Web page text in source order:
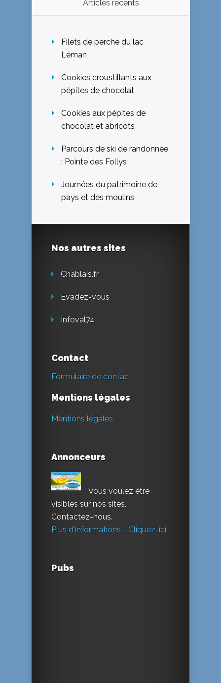
Articles récents
Filets de perche du lac
Léman
Cookies croustillants aux
pépites de chocolat
Cookies aux pépites de
chocolat et abricots
Parcours de ski de randonnée
: Pointe des Follys
Journées du patrimoine de
pays et des moulins
Nos autres sites
Chablais.fr
Evadez-vous
Infoval74
Contact
Formulaire de contact
Mentions légales
Mentions légales
Annonceurs
Vous voulez être
visibles sur nos sites.
Contactez-nous.
Plus d'informations - Cliquez-ici
Pubs